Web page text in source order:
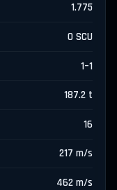
1.775
0 SCU
1–1
187.2 t
16
217 m/s
462 m/s